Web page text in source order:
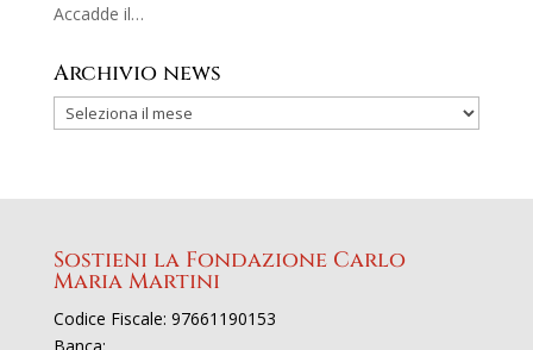
Accadde il…
Archivio news
Sostieni la Fondazione Carlo
Maria Martini
Codice Fiscale: 97661190153
Banca: